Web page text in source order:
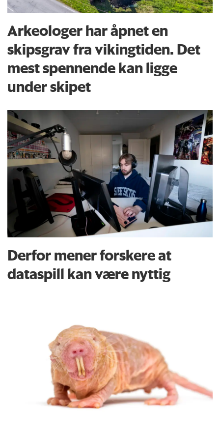
Arkeologer har åpnet en
skipsgrav fra vikingtiden. Det
mest spennende kan ligge
under skipet
Derfor mener forskere at
dataspill kan være nyttig